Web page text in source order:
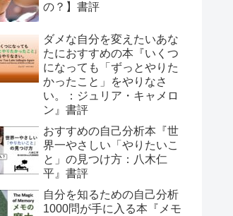
の？】書評
ダメな自分を変えたいあな
たにおすすめの本『いくつ
になっても「ずっとやりた
かったこと」をやりなさ
い。：ジュリア・キャメロ
ン』書評
おすすめの自己分析本『世
界一やさしい「やりたいこ
と」の見つけ方：八木仁
平』書評
自分を知るための自己分析
1000問が手に入る本『メモ